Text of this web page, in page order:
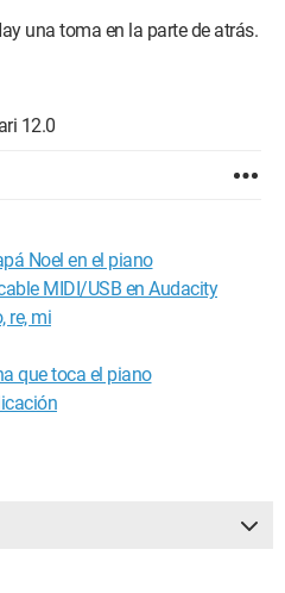
una toma en la parte de atrás.
12.0
Noel en el piano
MIDI/USB en Audacity
re, mi
que toca el piano